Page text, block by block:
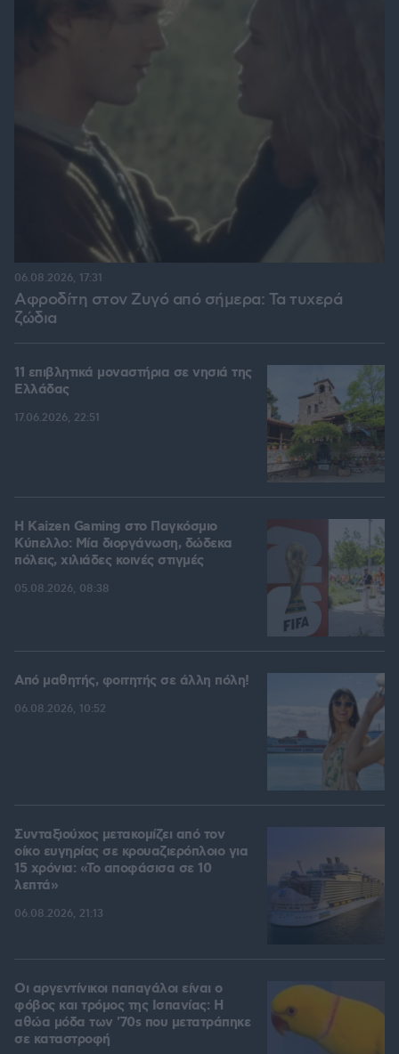
Αφροδίτη στον Ζυγό από σήμερα: Τα τυχερά
ζώδια
06.08.2026, 17:31
11 επιβλητικά μοναστήρια σε νησιά της
Ελλάδας
17.06.2026, 22:51
H Kaizen Gaming στο Παγκόσμιο
Kύπελλο: Μία διοργάνωση, δώδεκα
πόλεις, χιλιάδες κοινές στιγμές
05.08.2026, 08:38
Από μαθητής, φοιτητής σε άλλη πόλη!
06.08.2026, 10:52
Συνταξιούχος μετακομίζει από τον
οίκο ευγηρίας σε κρουαζιερόπλοιο για
15 χρόνια: «Το αποφάσισα σε 10
λεπτά»
06.08.2026, 21:13
Οι αργεντίνικοι παπαγάλοι είναι ο
φόβος και τρόμος της Ισπανίας: Η
αθώα μόδα των '70s που μετατράπηκε
σε καταστροφή